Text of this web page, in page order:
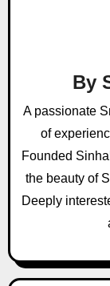
a
i
o
By
A passionate
of
Founded
the beauty of
Deeply